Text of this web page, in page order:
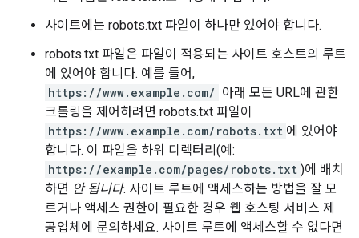
사이트에는 robots.txt 파일이 하나만 있어야 합니다.
robots.txt 파일은 파일이 적용되는 사이트 호스트의 루트
에 있어야 합니다. 예를 들어,
https://www.example.com/ 아래 모든 URL에 관한
크롤링을 제어하려면 robots.txt 파일이
https://www.example.com/robots.txt 에 있어야
합니다. 이 파일을 하위 디렉터리(예:
https://example.com/pages/robots.txt )에 배치
하면 안 됩니다. 사이트 루트에 액세스하는 방법을 잘 모
르거나 액세스 권한이 필요한 경우 웹 호스팅 서비스 제
공업체에 문의하세요. 사이트 루트에 액세스할 수 없다면